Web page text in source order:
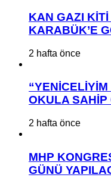
KAN GAZI
KARABÜK’E
2 hafta önce
OKULA SAHİP
2 hafta önce
MHP
GÜNÜ